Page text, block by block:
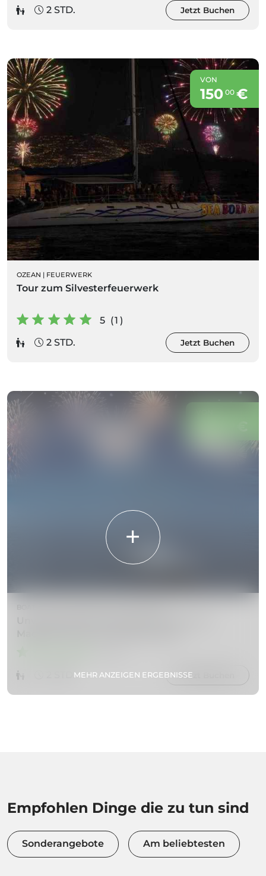
2 STD.
Jetzt Buchen
VON
150 00€
OZEAN | FEUERWERK
Tour zum Silvesterfeuerwerk
5 (1)
2 STD.
Jetzt Buchen
2 STD.
Jetzt Buchen
MEHR ANZEIGEN ERGEBNISSE
Empfohlen Dinge die zu tun sind
Sonderangebote Am beliebtesten